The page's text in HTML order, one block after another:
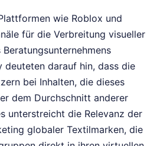
wie Roblox und
für die Verbreitung visueller
deuteten darauf hin, dass die
bei Inhalten, die dieses
dem Durchschnitt anderer
unterstreicht die Relevanz der
globaler Textilmarken, die